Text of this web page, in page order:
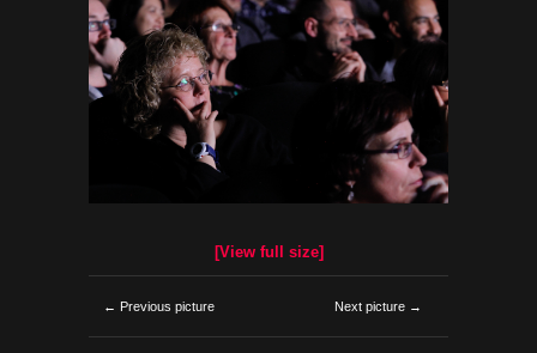
[View full size]
← Previous picture Next picture →